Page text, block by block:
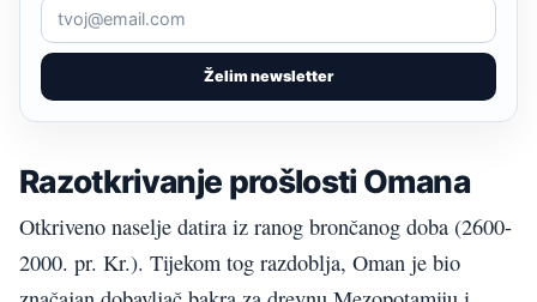
Želim newsletter
Razotkrivanje prošlosti Omana
Otkriveno naselje datira iz ranog brončanog doba (2600-
2000. pr. Kr.). Tijekom tog razdoblja, Oman je bio